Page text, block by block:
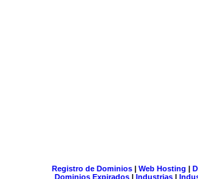
Registro de Dominios| Web Hosting |
Dominios Expirados | Industrias |